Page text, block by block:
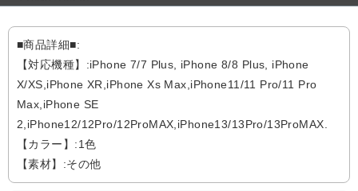
■商品詳細■:
【対応機種】:iPhone 7/7 Plus, iPhone 8/8 Plus, iPhone
X/XS,iPhone XR,iPhone Xs Max,iPhone11/11 Pro/11 Pro
Max,iPhone SE
2,iPhone12/12Pro/12ProMAX,iPhone13/13Pro/13ProMAX.
【カラー】:1色
【素材】:その他